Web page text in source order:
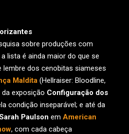
sobre produções com
lista é ainda maior do que se
lembre dos cenobitas siameses
Maldita (Hellraiser: Bloodline,
exposição Configuração dos
condição inseparável; e até da
Paulson em American
, com cada cabeça